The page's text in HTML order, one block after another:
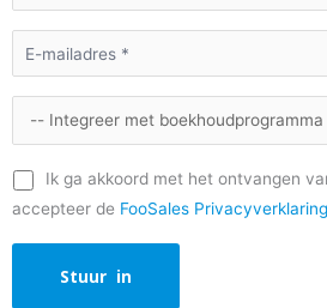
Ik ga akkoord met het ontvangen
accepteer de FooSales Privacyverklaring